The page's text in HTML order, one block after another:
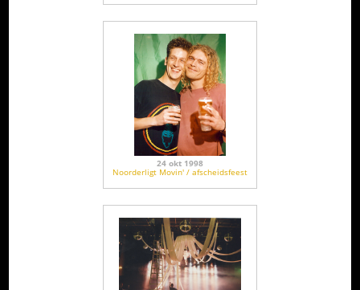
24 okt 1998
Noorderligt Movin' / afscheidsfeest